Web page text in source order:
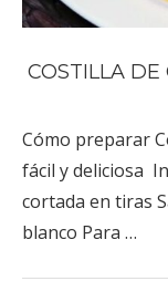
COSTILLA
Cómo preparar
fácil y deliciosa
cortada en tiras
blanco Para …